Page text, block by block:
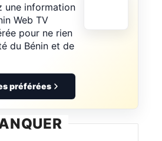
une information
Web TV
pour ne rien
du Bénin et de
préférées